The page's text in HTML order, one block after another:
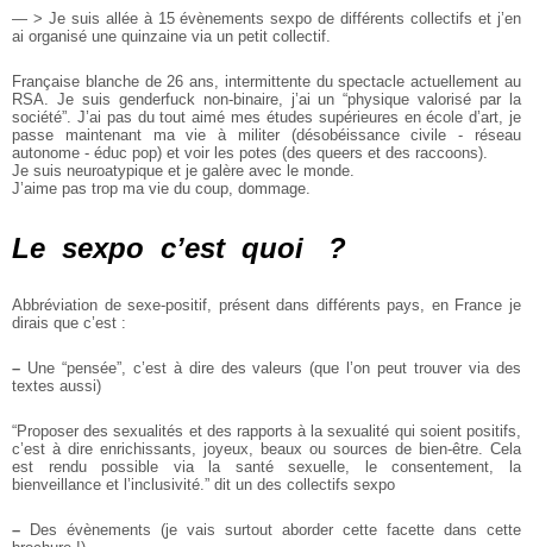
— > Je suis allée à 15 évènements sexpo de différents collectifset j’en
ai organisé une quinzaine via un petit collectif.
Française blanche de 26 ans, intermittente du spectacle actuellement au
RSA. Je suis genderfuck non-binaire, j’ai un “physique valorisé par la
société”. J’ai pas du tout aimé mes études supérieures en école d’art, je
passe maintenant ma vie à militer (désobéissance civile - réseau
autonome - éduc pop) et voir les potes (des queers et des raccoons).
Je suis neuroatypique et je galère avec le monde.
J’aime pas trop ma vie du coup, dommage.
Le sexpo c’est quoi ?
Abbréviation de sexe-positif, présent dans différents pays, en France je
dirais que c’est :
– Une “pensée”, c’est à dire des valeurs (que l’on peut trouver via des
textes aussi)
“Proposer des sexualités et des rapports à la sexualité qui soient positifs,
c’est à dire enrichissants, joyeux, beaux ou sources de bien-être. Cela
est rendu possible via la santé sexuelle, le consentement, la
bienveillance et l’inclusivité.” dit un des collectifs sexpo
– Des évènements (je vais surtout aborder cette facette dans cette